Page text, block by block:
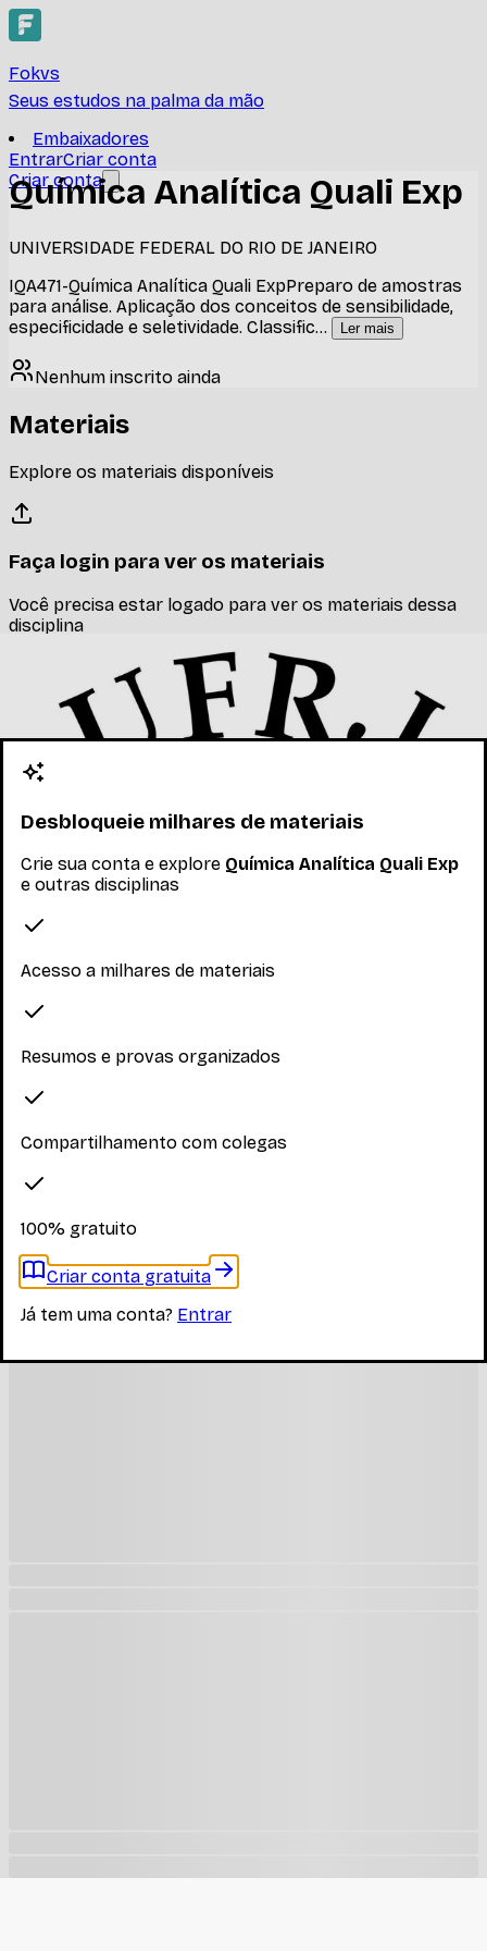
Fokvs
Seus estudos na palma da mão
Embaixadores
EntrarCriar conta
Criar conta
Química Analítica Quali Exp
UNIVERSIDADE FEDERAL DO RIO DE JANEIRO
IQA471-Química Analítica Quali ExpPreparo de amostras
para análise. Aplicação dos conceitos de sensibilidade,
especificidade e seletividade. Classific... Ler mais
Nenhum inscrito ainda
Materiais
Explore os materiais disponíveis
Faça login para ver os materiais
Você precisa estar logado para ver os materiais dessa
disciplina
Materiais relacionados
Outros materiais que podem te interessar enquanto não
há materiais específicos desta disciplina
Desbloqueie milhares de materiais
Crie sua conta e explore Química Analítica Quali Exp
e outras disciplinas
Acesso a milhares de materiais
Resumos e provas organizados
Compartilhamento com colegas
100% gratuito
Criar conta gratuita
Já tem uma conta? Entrar